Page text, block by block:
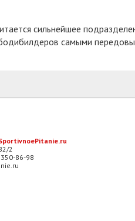
сильнейшее
самыми
2
86-98